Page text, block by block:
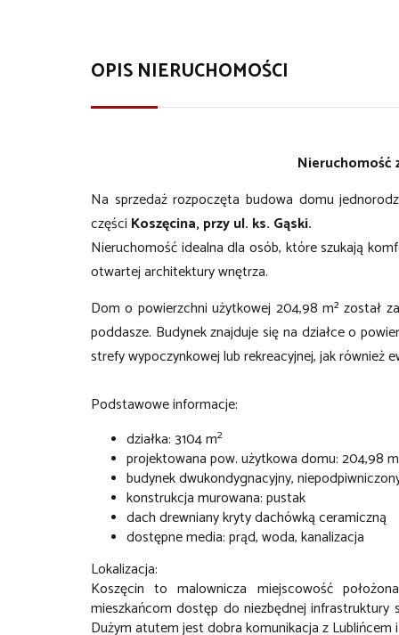
OPIS NIERUCHOMOŚCI
Nieruchomość
Na sprzedaż rozpoczęta budowa domu
części Koszęcina, przy ul. ks. Gąski.
Nieruchomość idealna dla osób, które szukają
otwartej architektury wnętrza.
Dom o powierzchni użytkowej 204,98 m² został
poddasze. Budynek znajduje się na działce o
strefy wypoczynkowej lub rekreacyjnej, jak również
Podstawowe informacje:
działka: 3104 m2
projektowana pow. użytkowa domu: 204,98 m
budynek dwukondygnacyjny,
konstrukcja murowana: pustak
dach drewniany kryty dachówką ceramiczną
dostępne media: prąd, woda, kanalizacja
Lokalizacja:
Koszęcin to malownicza miejscowość
mieszkańcom dostęp do niezbędnej infrastruktury
Dużym atutem jest dobra komunikacja z Lublińcem